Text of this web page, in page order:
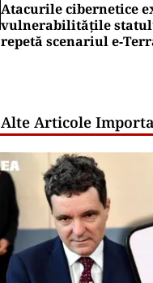
Atacurile cibernetice
vulnerabilitățile
repetă scenariul
Alte Articole